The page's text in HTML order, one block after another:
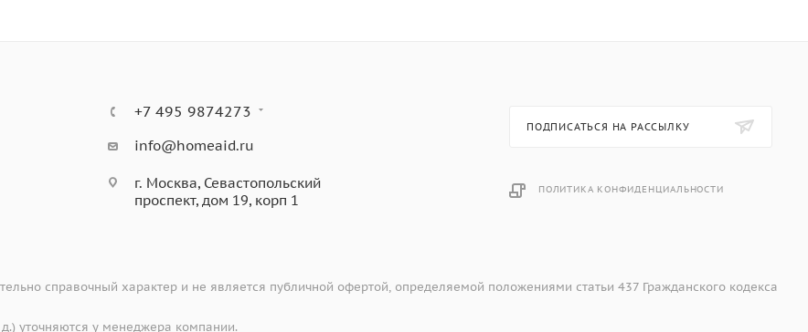
+7 495 9874273
info@homeaid.ru
г. Москва, Севастопольский
проспект, дом 19, корп 1
ПОДПИСАТЬСЯ НА РАССЫЛКУ
ПОЛИТИКА КОНФИДЕНЦИАЛЬНОСТИ
справочный характер и не является публичной офертой, определяемой положениями статьи 437 Гражданского кодекса
уточняются у менеджера компании.